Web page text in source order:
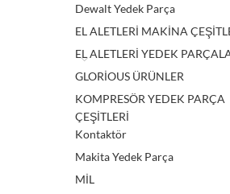
Dewalt Yedek Parça
EL ALETLERİ MAKİNA
EL ALETLERİ YEDEK
GLORİOUS ÜRÜNLER
KOMPRESÖR YEDEK PARÇA
ÇEŞİTLERİ
Kontaktör
Makita Yedek Parça
MİL